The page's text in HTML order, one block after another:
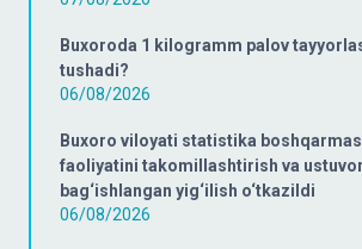
Buxoroda 1 kilogramm palov
tushadi?
06/08/2026
Buxoro viloyati statistika
faoliyatini takomillashtirish va
bag‘ishlangan yig‘ilish o‘tkazildi
06/08/2026